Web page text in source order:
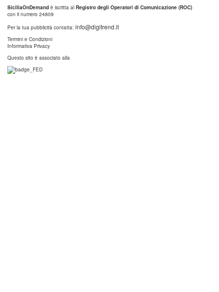
SiciliaOnDemand è iscritta al Registro degli Operatori di Comunicazione (ROC)
con il numero 24809
Per la tua pubblicità contatta: info@digitrend.it
Termini e Condizioni
Informativa Privacy
Questo sito è associato alla